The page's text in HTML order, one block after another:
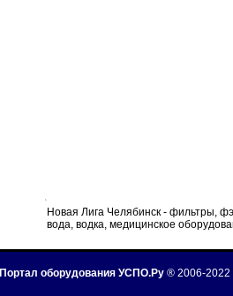
Новая Лига Челябинск - фильтры,
вода, водка, медицинское
Портал оборудования УСПО.Ру ® 2006-2022